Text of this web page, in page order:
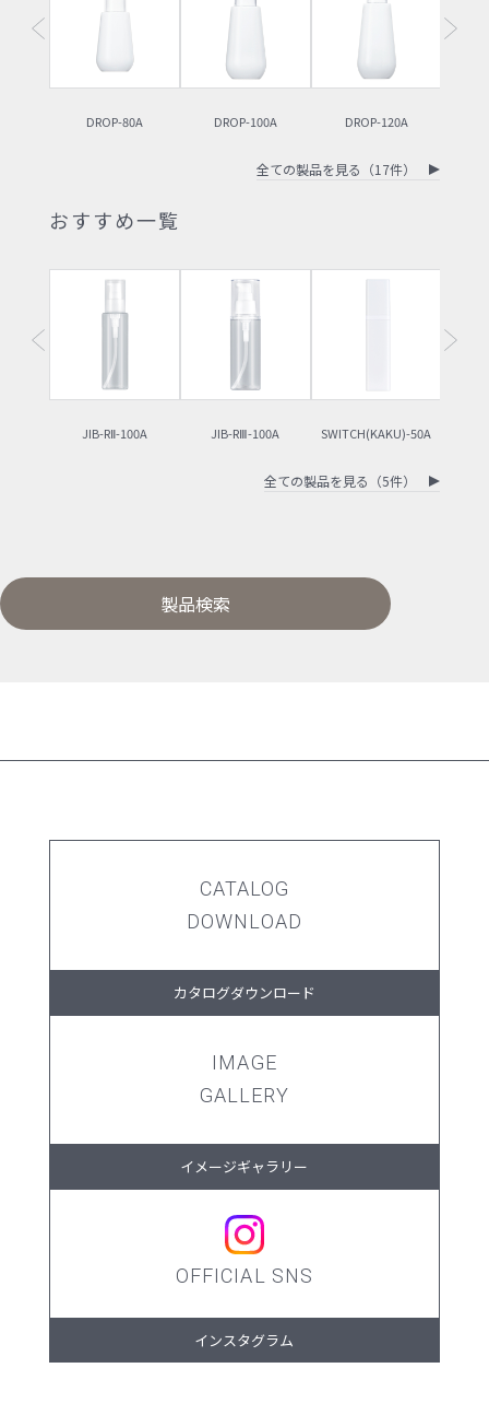
DROP-80A DROP-100A DROP-120A
全ての製品を見る（17件）
おすすめ一覧
JIB-RⅡ-100A JIB-RⅢ-100A SWITCH(KAKU)-50A
全ての製品を見る（5件）
製品検索
CATALOG
DOWNLOAD
カタログダウンロード
IMAGE
GALLERY
イメージギャラリー
OFFICIAL SNS
インスタグラム